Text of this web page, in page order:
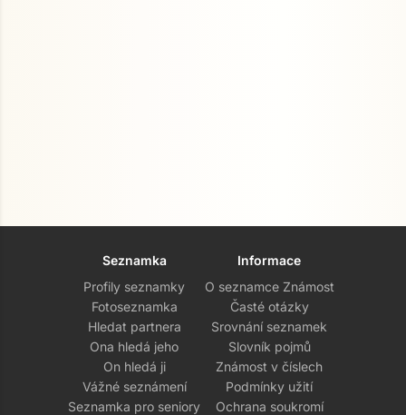
Seznamka
Profily seznamky
Fotoseznamka
Hledat partnera
Ona hledá jeho
On hledá ji
Vážné seznámení
Seznamka pro seniory
Informace
O seznamce Známost
Časté otázky
Srovnání seznamek
Slovník pojmů
Známost v číslech
Podmínky užití
Ochrana soukromí